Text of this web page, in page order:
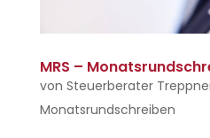
MRS –
von Steuerberater
Monatsrundschreiben